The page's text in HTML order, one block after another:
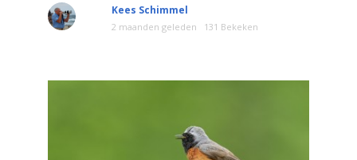
Kees Schimmel
2 maanden geleden 131 Bekeken